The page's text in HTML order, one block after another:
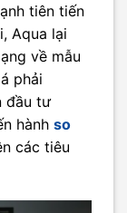
tiên tiến
Aqua lại
về mẫu
phải
đầu tư
hành so
các tiêu